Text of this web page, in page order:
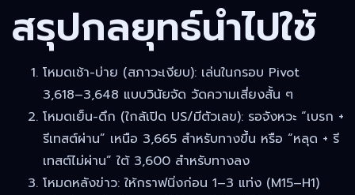
สรุปกลยุทธ์นำไปใช้
โหมดเช้า-บ่าย (สภาวะเงียบ): เล่นในกรอบ Pivot
3,618–3,648 แบบวินัยจัด วัดความเสี่ยงสั้น ๆ
โหมดเย็น-ดึก (ใกล้เปิด US/มีตัวเลข): รอจังหวะ “เบรก +
รีเทสต์ผ่าน” เหนือ 3,665 สำหรับทางขึ้น หรือ “หลุด + รี
เทสต์ไม่ผ่าน” ใต้ 3,600 สำหรับทางลง
โหมดหลังข่าว: ให้กราฟนิ่งก่อน 1–3 แท่ง (M15–H1)